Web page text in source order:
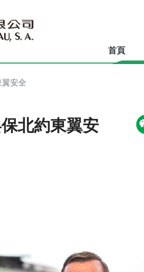
首頁
安全
北約東翼安